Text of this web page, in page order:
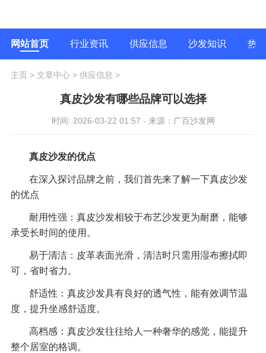
网站首页 行业资讯 供应信息 沙发知识 热
主页> 文章中心> 供应信息 >
真皮沙发有哪些品牌可以选择
时间: 2026-03-22 01:57 - 来源：广百沙发网
真皮沙发的优点
在深入探讨品牌之前，我们首先来了解一下真皮沙发
的优点
耐用性强：真皮沙发相较于布艺沙发更为耐磨，能够
承受长时间的使用。
易于清洁：皮革表面光滑，清洁时只需用湿布擦拭即
可，省时省力。
舒适性：真皮沙发具有良好的透气性，能有效调节温
度，提升坐感舒适度。
高档感：真皮沙发往往给人一种奢华的感觉，能提升
整个居室的格调。